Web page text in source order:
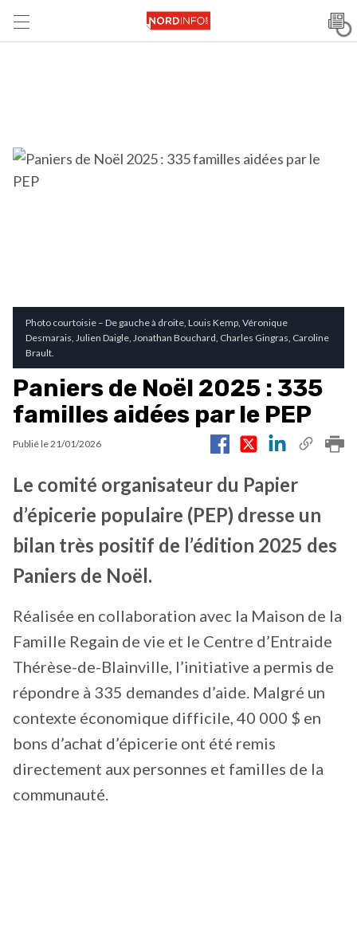
Photo courtoisie – De gauche à droite, Louis Kemp, Véronique
Desmarais, Julien Daigle, Jonathan Bouchard, Charles Gingras, Caroline
Brault.
Paniers de Noël 2025 : 335
familles aidées par le PEP
Publié le21/01/2026
Le comité organisateur du Papier
d’épicerie populaire (PEP) dresse un
bilan très positif de l’édition 2025 des
Paniers de Noël.
Réalisée en collaboration avec la Maison de la
Famille Regain de vie et le Centre d’Entraide
Thérèse-de-Blainville, l’initiative a permis de
répondre à 335 demandes d’aide. Malgré un
contexte économique difficile, 40 000 $ en
bons d’achat d’épicerie ont été remis
directement aux personnes et familles de la
communauté.